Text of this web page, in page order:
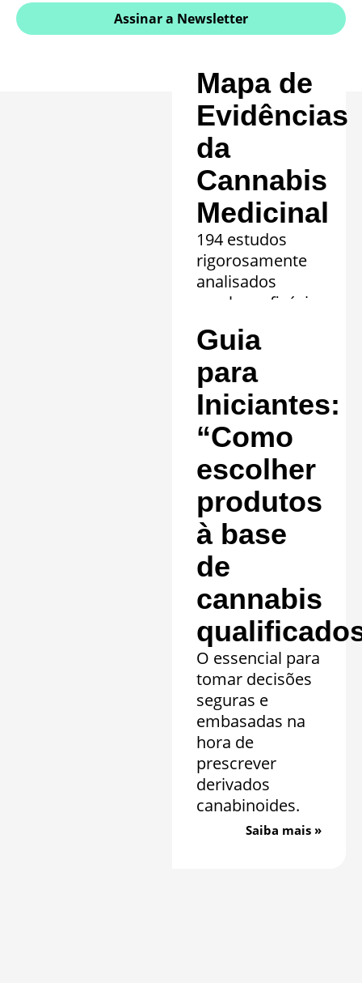
Assinar a Newsletter
Mapa de
Evidências
da
Cannabis
Medicinal
194 estudos
rigorosamente
analisados
revelam eficácia
comprovada em
20 quadros
clínicos.
Saiba mais »
Guia
para
Iniciantes:
“Como
escolher
produtos
à base
de
cannabis
O essencial para
tomar decisões
seguras e
embasadas na
hora de
prescrever
derivados
canabinoides.
Saiba mais »